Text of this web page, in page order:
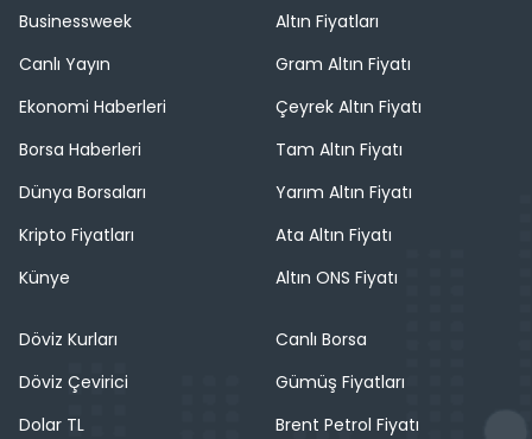
Businessweek
Canlı Yayın
Ekonomi Haberleri
Borsa Haberleri
Dünya Borsaları
Kripto Fiyatları
Künye
Altın Fiyatları
Gram Altın Fiyatı
Çeyrek Altın Fiyatı
Tam Altın Fiyatı
Yarım Altın Fiyatı
Ata Altın Fiyatı
Altın ONS Fiyatı
Döviz Kurları
Döviz Çevirici
Dolar TL
Canlı Borsa
Gümüş Fiyatları
Brent Petrol Fiyatı